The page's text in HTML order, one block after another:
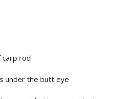
rod
under the butt eye